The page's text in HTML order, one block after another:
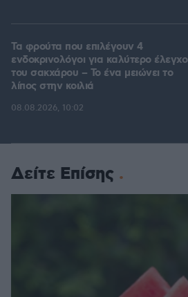
Τα φρούτα που επιλέγουν 4
ενδοκρινολόγοι για καλύτερο έλεγχο
του σακχάρου – Το ένα μειώνει το
λίπος στην κοιλιά
08.08.2026, 10:02
Δείτε Επίσης